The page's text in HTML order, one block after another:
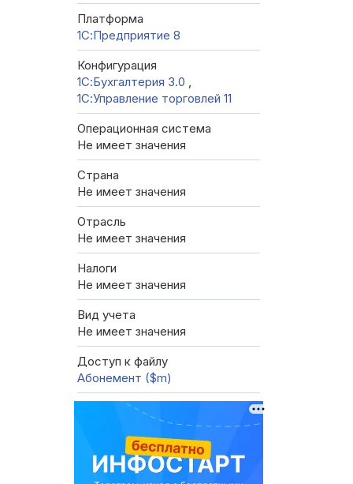
Платформа
1С:Предприятие 8
Конфигурация
1С:Бухгалтерия 3.0 ,
1С:Управление торговлей 11
Операционная система
Не имеет значения
Страна
Не имеет значения
Отрасль
Не имеет значения
Налоги
Не имеет значения
Вид учета
Не имеет значения
Доступ к файлу
Абонемент ($m)